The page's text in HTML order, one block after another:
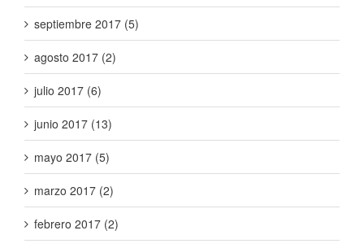
septiembre 2017 (5)
agosto 2017 (2)
julio 2017 (6)
junio 2017 (13)
mayo 2017 (5)
marzo 2017 (2)
febrero 2017 (2)